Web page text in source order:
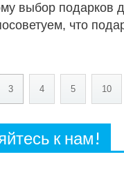
выбор подарков
что
3 4 5 10
к нам!